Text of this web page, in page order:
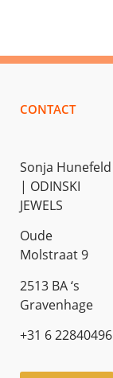
CONTACT
Sonja Hunefeld
| ODINSKI
JEWELS
Oude
Molstraat 9
2513 BA ‘s
Gravenhage
+31 6 22840496